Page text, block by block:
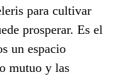
para cultivar
prosperar. Es el
un espacio
mutuo y las